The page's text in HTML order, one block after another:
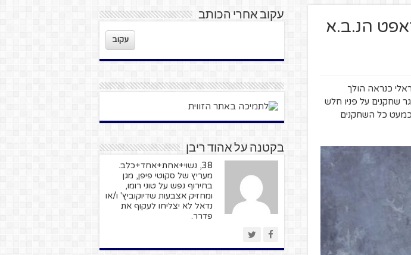
על בחירות מס' 1 בדראפט הנ.ב.א
כנראה הולך
שחקנים על פניו חלש
כמעט כל השחקנים
עקוב אחרי הכותב
עקוב
בקטנה על אהוד ריבן
38, נשוי+אחת+אחד+כלב.
מעריץ של סקוטי פיפן, מגן
בחירוף נפש על טוני רומו,
ומחזיק אצבעות שדיוקוביץ' ו/או
נדאל לא יצליחו לעקוף את
פדרר.